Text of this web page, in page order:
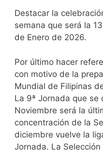
Destacar la
semana que será la
de Enero de 2026.
Por último hacer
con motivo de la
Mundial de Filipinas
La 9ª Jornada que se
Noviembre será la
concentración de la
diciembre vuelve la
Jornada. La